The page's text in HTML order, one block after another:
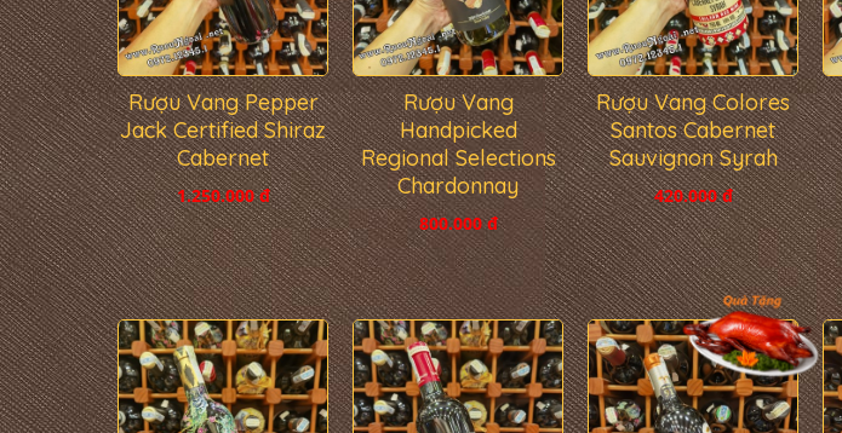
Rượu Vang Pepper
Jack Certified Shiraz
Cabernet
1.250.000 đ
Rượu Vang
Handpicked
Regional Selections
Chardonnay
800.000 đ
Rượu Vang Colores
Santos Cabernet
Sauvignon Syrah
420.000 đ